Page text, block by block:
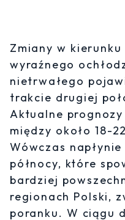
Zmiany w
wyraźnego
nietrwałego
trakcie drugiej
Aktualne
między około 18-
Wówczas
północy, które
bardziej
regionach Polski,
poranku. W ciągu